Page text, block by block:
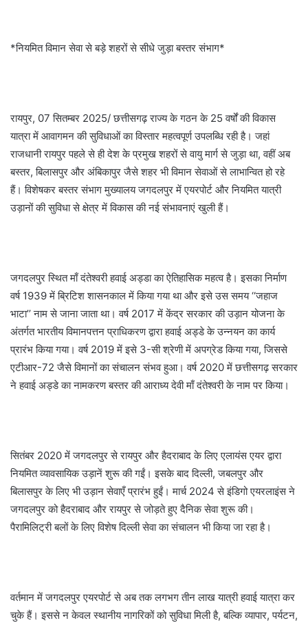
*नियमित विमान सेवा से बड़े शहरों से सीधे जुड़ा बस्तर संभाग*
रायपुर, 07 सितम्बर 2025/ छत्तीसगढ़ राज्य के गठन के 25 वर्षों की विकास
यात्रा में आवागमन की सुविधाओं का विस्तार महत्वपूर्ण उपलब्धि रही है। जहां
राजधानी रायपुर पहले से ही देश के प्रमुख शहरों से वायु मार्ग से जुड़ा था, वहीं अब
बस्तर, बिलासपुर और अंबिकापुर जैसे शहर भी विमान सेवाओं से लाभान्वित हो रहे
हैं। विशेषकर बस्तर संभाग मुख्यालय जगदलपुर में एयरपोर्ट और नियमित यात्री
उड़ानों की सुविधा से क्षेत्र में विकास की नई संभावनाएं खुली हैं।
जगदलपुर स्थित माँ दंतेश्वरी हवाई अड्डा का ऐतिहासिक महत्व है। इसका निर्माण
वर्ष 1939 में ब्रिटिश शासनकाल में किया गया था और इसे उस समय ‘‘जहाज
भाटा’’ नाम से जाना जाता था। वर्ष 2017 में केंद्र सरकार की उड़ान योजना के
अंतर्गत भारतीय विमानपत्तन प्राधिकरण द्वारा हवाई अड्डे के उन्नयन का कार्य
प्रारंभ किया गया। वर्ष 2019 में इसे 3-सी श्रेणी में अपग्रेड किया गया, जिससे
एटीआर-72 जैसे विमानों का संचालन संभव हुआ। वर्ष 2020 में छत्तीसगढ़ सरकार
ने हवाई अड्डे का नामकरण बस्तर की आराध्य देवी माँ दंतेश्वरी के नाम पर किया।
सितंबर 2020 में जगदलपुर से रायपुर और हैदराबाद के लिए एलायंस एयर द्वारा
नियमित व्यावसायिक उड़ानें शुरू की गईं। इसके बाद दिल्ली, जबलपुर और
बिलासपुर के लिए भी उड़ान सेवाएँ प्रारंभ हुईं। मार्च 2024 से इंडिगो एयरलाइंस ने
जगदलपुर को हैदराबाद और रायपुर से जोड़ते हुए दैनिक सेवा शुरू की।
पैरामिलिट्री बलों के लिए विशेष दिल्ली सेवा का संचालन भी किया जा रहा है।
वर्तमान में जगदलपुर एयरपोर्ट से अब तक लगभग तीन लाख यात्री हवाई यात्रा कर
चुके हैं। इससे न केवल स्थानीय नागरिकों को सुविधा मिली है, बल्कि व्यापार, पर्यटन,